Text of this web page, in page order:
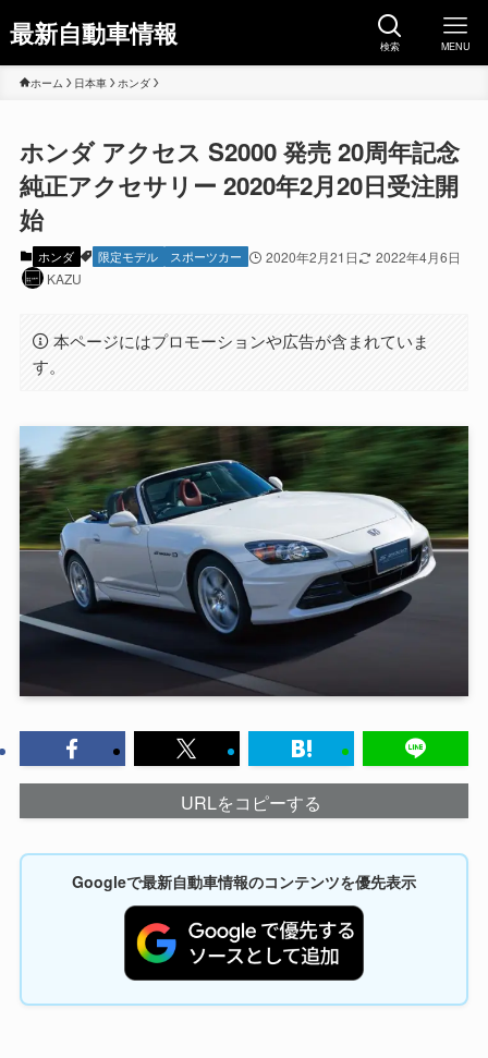
最新自動車情報 検索 MENU
ホーム 日本車 ホンダ
ホンダ アクセス S2000 発売 20周年記念
純正アクセサリー 2020年2月20日受注開
始
ホンダ 限定モデル スポーツカー 2020年2月21日
2022年4月6日
KAZU
本ページにはプロモーションや広告が含まれていま
す。
URLをコピーする
Googleで最新自動車情報のコンテンツを優先表示